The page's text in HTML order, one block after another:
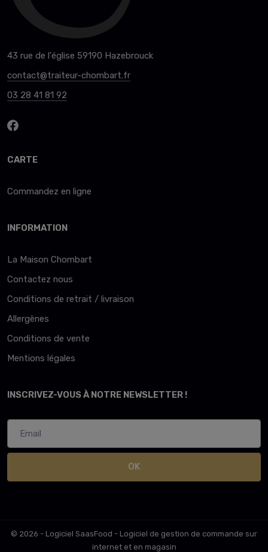
43 rue de l'église 59190 Hazebrouck
contact@traiteur-chombart.fr
03 28 41 81 92
CARTE
Commandez en ligne
INFORMATION
La Maison Chombart
Contactez nous
Conditions de retrait / livraison
Allergènes
Conditions de vente
Mentions légales
INSCRIVEZ-VOUS À NOTRE NEWSLETTER !
OK
© 2026 - Logiciel SaasFood - Logiciel de gestion de commande sur
internet et en magasin